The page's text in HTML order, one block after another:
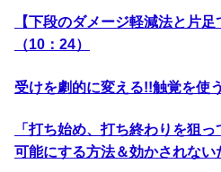
【下段のダメージ軽減法と片
（10：24）
受けを劇的に変える!!触覚を使
「打ち始め、打ち終わりを狙
可能にする方法＆効かされない